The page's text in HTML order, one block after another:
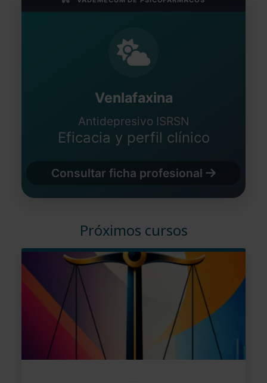
Venlafaxina
Antidepresivo ISRSN
Eficacia y perfil clínico
Consultar ficha profesional
Próximos cursos